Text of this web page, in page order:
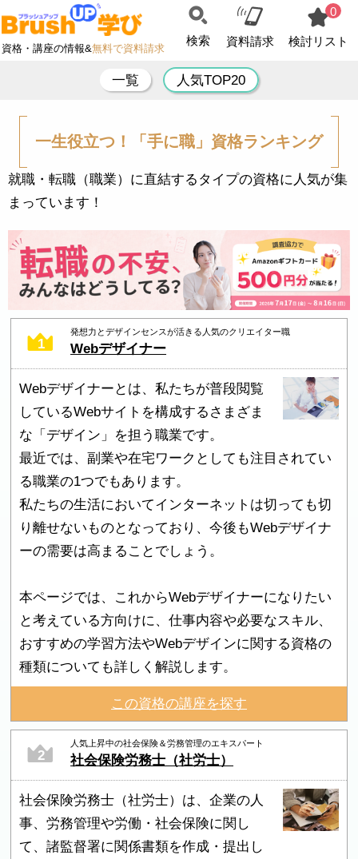
資格・講座の情報&無料で資料請求
検索 資料請求
0
検討リスト
一覧 人気TOP20
一生役立つ！「手に職」資格ランキング
就職・転職（職業）に直結するタイプの資格に人気が集
まっています！
1
発想力とデザインセンスが活きる人気のクリエイター職
Webデザイナー
Webデザイナーとは、私たちが普段閲覧
しているWebサイトを構成するさまざま
な「デザイン」を担う職業です。
最近では、副業や在宅ワークとしても注目されてい
る職業の1つでもあります。
私たちの生活においてインターネットは切っても切
り離せないものとなっており、今後もWebデザイナ
ーの需要は高まることでしょう。
本ページでは、これからWebデザイナーになりたい
と考えている方向けに、仕事内容や必要なスキル、
おすすめの学習方法やWebデザインに関する資格の
種類についても詳しく解説します。
この資格の講座を探す
2
人気上昇中の社会保険＆労務管理のエキスパート
社会保険労務士（社労士）
社会保険労務士（社労士）は、企業の人
事、労務管理や労働・社会保険に関し
て、諸監督署に関係書類を作成・提出し